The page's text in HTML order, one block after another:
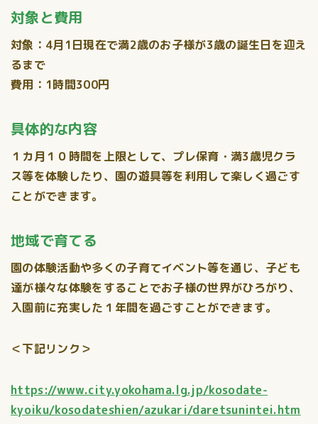
対象と費用
対象：4月1日現在で満2歳のお子様が3歳の誕生日を迎え
るまで
費用：1時間300円
具体的な内容
１カ月１０時間を上限として、プレ保育・満3歳児クラ
ス等を体験したり、園の遊具等を利用して楽しく過ごす
ことができます。
地域で育てる
園の体験活動や多くの子育てイベント等を通じ、子ども
達が様々な体験をすることでお子様の世界がひろがり、
入園前に充実した１年間を過ごすことができます。
＜下記リンク＞
https://www.city.yokohama.lg.jp/kosodate-
kyoiku/kosodateshien/azukari/daretsunintei.htm